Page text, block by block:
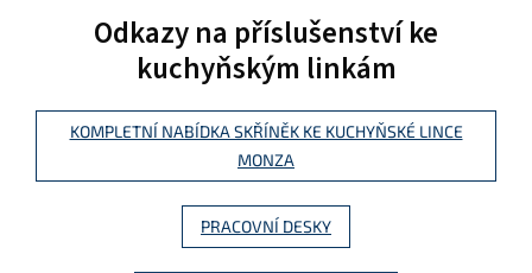
Odkazy na příslušenství ke
kuchyňským linkám
KOMPLETNÍ NABÍDKA SKŘÍNĚK KE KUCHYŇSKÉ LINCE
MONZA
PRACOVNÍ DESKY